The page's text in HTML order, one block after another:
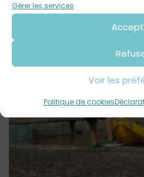
Gérer les services
Voir les
Politique de cookies
Contact : 02 56 31 28 15
Autres